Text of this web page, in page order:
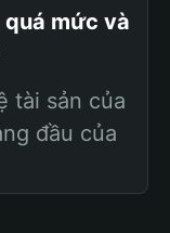
quá mức và
tài sản của
đầu của